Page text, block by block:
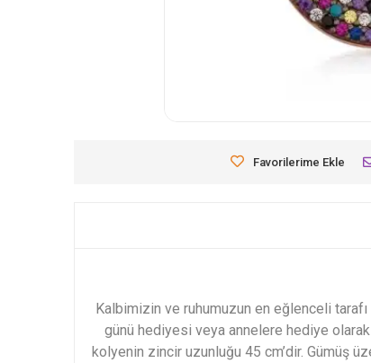
Favorilerime Ekle
Kalbimizin ve ruhumuzun en eğlenceli
günü hediyesi veya annelere hediye
kolyenin zincir uzunluğu 45 cm’dir. Gümüş